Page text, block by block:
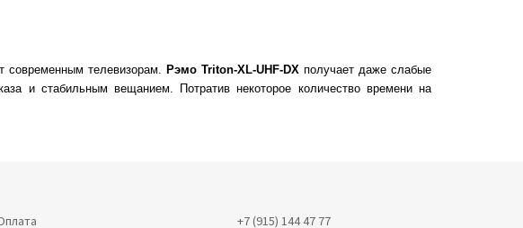
современным телевизорам. Рэмо Triton-XL-UHF-DX получает даже слабые
и стабильным вещанием. Потратив некоторое количество времени на
+7 (915) 144 47 77